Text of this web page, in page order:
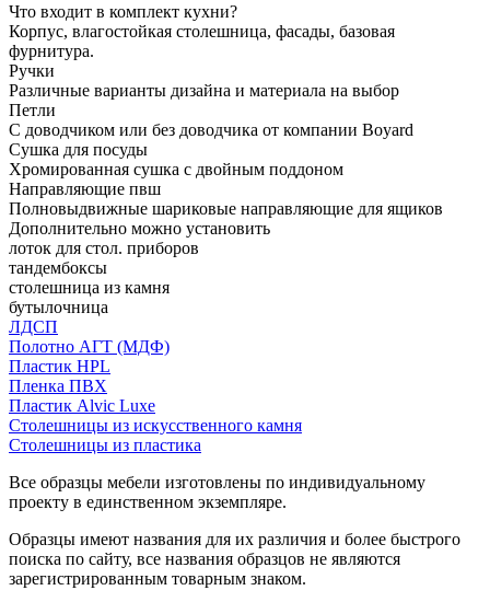
Что входит в комплект кухни?
Корпус, влагостойкая столешница, фасады, базовая
фурнитура.
Ручки
Различные варианты дизайна и материала на выбор
Петли
С доводчиком или без доводчика от компании Boyard
Сушка для посуды
Хромированная сушка с двойным поддоном
Направляющие пвш
Полновыдвижные шариковые направляющие для ящиков
Дополнительно можно установить
лоток для стол. приборов
тандембоксы
столешница из камня
бутылочница
ЛДСП
Полотно АГТ (МДФ)
Пластик HPL
Пленка ПВХ
Пластик Alvic Luxe
Столешницы из искусственного камня
Столешницы из пластика
Все образцы мебели изготовлены по индивидуальному
проекту в единственном экземпляре.
Образцы имеют названия для их различия и более быстрого
поиска по сайту, все названия образцов не являются
зарегистрированным товарным знаком.